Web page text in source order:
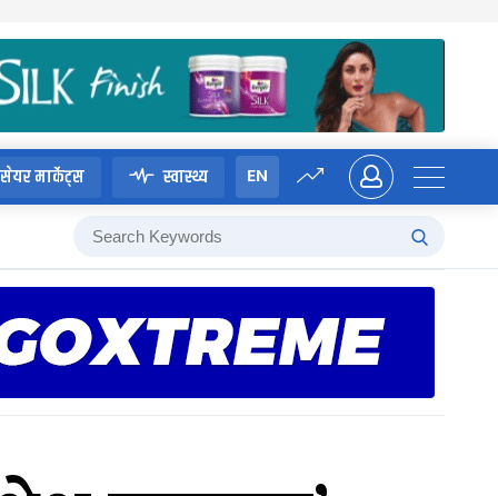
सेयर मार्केट्स स्वास्थ्य EN